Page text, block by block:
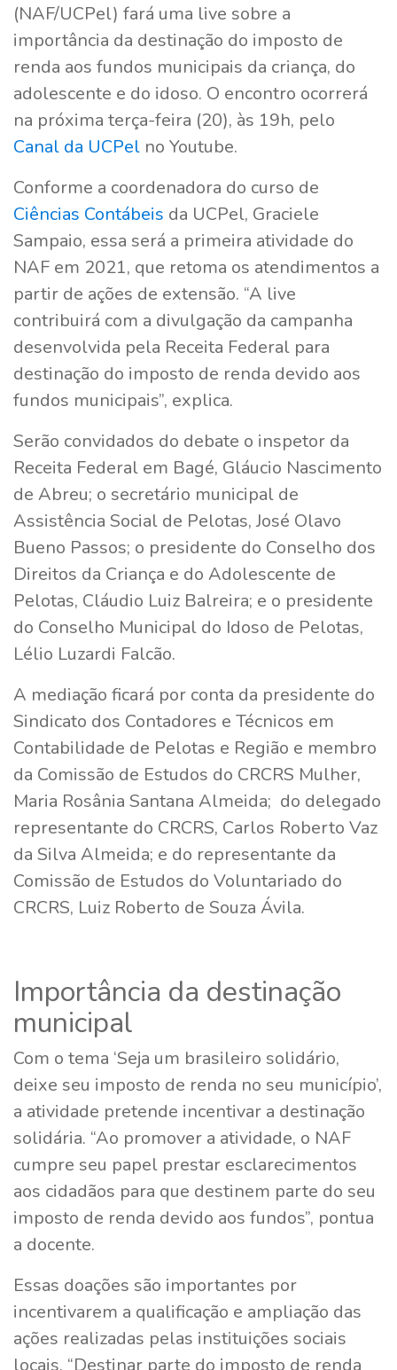
(NAF/UCPel) fará uma live sobre a
importância da destinação do imposto de
renda aos fundos municipais da criança, do
adolescente e do idoso. O encontro ocorrerá
na próxima terça-feira (20), às 19h, pelo
Canal da UCPel no Youtube.
Conforme a coordenadora do curso de
Ciências Contábeis da UCPel, Graciele
Sampaio, essa será a primeira atividade do
NAF em 2021, que retoma os atendimentos a
partir de ações de extensão. “A live
contribuirá com a divulgação da campanha
desenvolvida pela Receita Federal para
destinação do imposto de renda devido aos
fundos municipais”, explica.
Serão convidados do debate o inspetor da
Receita Federal em Bagé, Gláucio Nascimento
de Abreu; o secretário municipal de
Assistência Social de Pelotas, José Olavo
Bueno Passos; o presidente do Conselho dos
Direitos da Criança e do Adolescente de
Pelotas, Cláudio Luiz Balreira; e o presidente
do Conselho Municipal do Idoso de Pelotas,
Lélio Luzardi Falcão.
A mediação ficará por conta da presidente do
Sindicato dos Contadores e Técnicos em
Contabilidade de Pelotas e Região e membro
da Comissão de Estudos do CRCRS Mulher,
Maria Rosânia Santana Almeida; do delegado
representante do CRCRS, Carlos Roberto Vaz
da Silva Almeida; e do representante da
Comissão de Estudos do Voluntariado do
CRCRS, Luiz Roberto de Souza Ávila.
Importância da destinação
municipal
Com o tema ‘Seja um brasileiro solidário,
deixe seu imposto de renda no seu município’,
a atividade pretende incentivar a destinação
solidária. “Ao promover a atividade, o NAF
cumpre seu papel prestar esclarecimentos
aos cidadãos para que destinem parte do seu
imposto de renda devido aos fundos”, pontua
a docente.
Essas doações são importantes por
incentivarem a qualificação e ampliação das
ações realizadas pelas instituições sociais
locais. “Destinar parte do imposto de renda